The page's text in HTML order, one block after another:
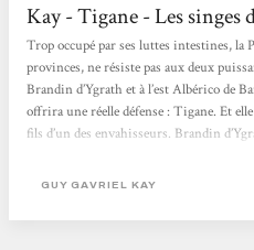
Kay - Tigane - Les singes
Trop occupé par ses luttes intestines, la
provinces, ne résiste pas aux deux
Brandin d’Ygrath et à l’est Albérico de
offrira une réelle défense : Tigane. Et
fils d’un des envahisseurs. Brandin
15 ans plus tard, avec Devin di Asoli
GUY GAVRIEL KAY